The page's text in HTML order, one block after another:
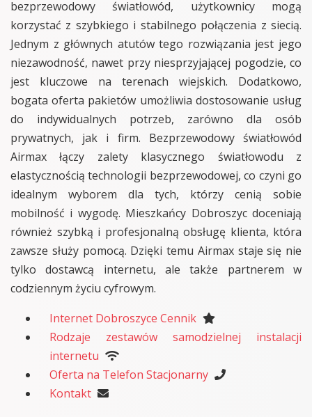
bezprzewodowy światłowód, użytkownicy mogą
korzystać z szybkiego i stabilnego połączenia z siecią.
Jednym z głównych atutów tego rozwiązania jest jego
niezawodność, nawet przy niesprzyjającej pogodzie, co
jest kluczowe na terenach wiejskich. Dodatkowo,
bogata oferta pakietów umożliwia dostosowanie usług
do indywidualnych potrzeb, zarówno dla osób
prywatnych, jak i firm. Bezprzewodowy światłowód
Airmax łączy zalety klasycznego światłowodu z
elastycznością technologii bezprzewodowej, co czyni go
idealnym wyborem dla tych, którzy cenią sobie
mobilność i wygodę. Mieszkańcy Dobroszyc doceniają
również szybką i profesjonalną obsługę klienta, która
zawsze służy pomocą. Dzięki temu Airmax staje się nie
tylko dostawcą internetu, ale także partnerem w
codziennym życiu cyfrowym.
Internet Dobroszyce Cennik
Rodzaje zestawów samodzielnej instalacji
internetu
Oferta na Telefon Stacjonarny
Kontakt